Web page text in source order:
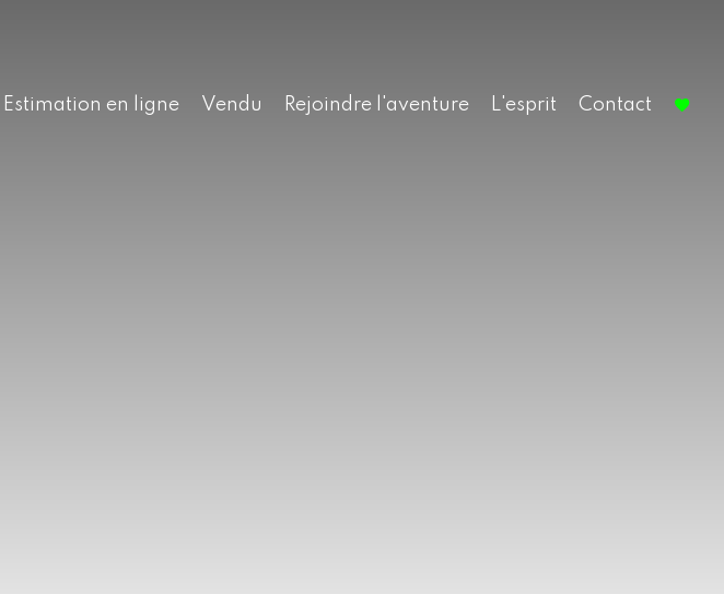
Estimation en ligne Vendu Rejoindre l'aventure L'esprit Contact